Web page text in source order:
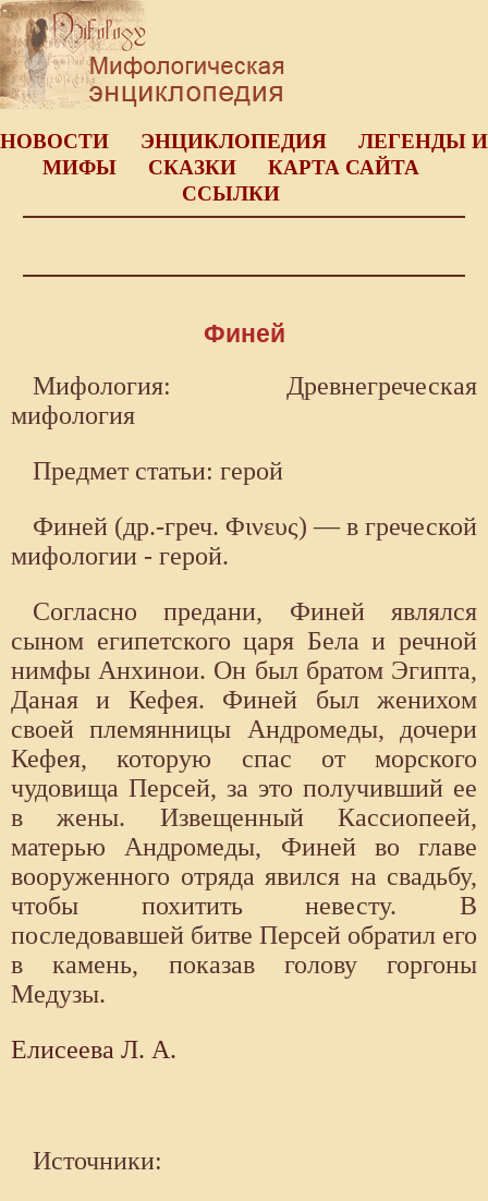
НОВОСТИ ЭНЦИКЛОПЕДИЯ
ЛЕГЕНДЫ И
МИФЫ
СКАЗКИ
КАРТА САЙТА
ССЫЛКИ
Финей
Мифология: Древнегреческая
мифология
Предмет статьи: герой
Финей (др.-греч. Φινευς) — в греческой
мифологии - герой.
Согласно предани, Финей являлся
сыном египетского царя Бела и речной
нимфы Анхинои. Он был братом Эгипта,
Даная и Кефея. Финей был женихом
своей племянницы Анд­ромеды, дочери
Кефея, которую спас от морского
чудовища Персей, за это получивший ее
в жены. Извещенный Кассиопеей,
матерью Андро­меды, Финей во главе
вооруженного отряда явился на свадьбу,
чтобы по­хитить невесту. В
последовавшей битве Персей обратил его
в камень, показав голову горгоны
Медузы.
Елисеева Л. А.
Источники: